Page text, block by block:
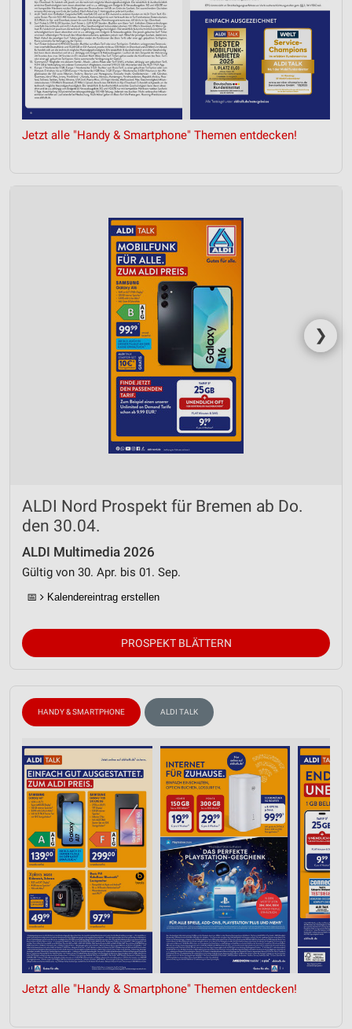
Jetzt alle "Handy & Smartphone" Themen entdecken!
❯
ALDI Nord Prospekt für Bremen ab Do.
den 30.04.
ALDI Multimedia 2026
Gültig von 30. Apr. bis 01. Sep.
📅 Kalendereintrag erstellen
PROSPEKT BLÄTTERN
HANDY & SMARTPHONE ALDI TALK
Jetzt alle "Handy & Smartphone" Themen entdecken!